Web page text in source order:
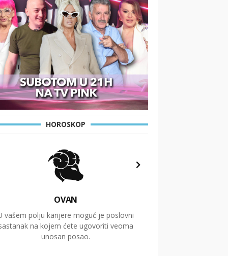
HOROSKOP
OVAN
vašem polju karijere moguć je poslovni
na kojem ćete ugovoriti veoma
unosan posao.